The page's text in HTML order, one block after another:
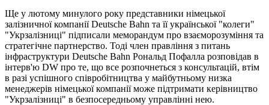
Ще у лютому минулого року представники німецької
залізничної компанії Deutsche Bahn та її української "колеги"
"Укрзалізниці" підписали меморандум про взаєморозуміння та
стратегічне партнерство. Тоді член правління з питань
інфраструктури Deutsche Bahn Рональд Пофалла розповідав в
інтерв'ю DW про те, що все розпочнеться з консультацій, втім
в разі успішного співробітництва у майбутньому низка
менеджерів німецької компанії може підтримати керівництво
"Укрзалізниці" в безпосередньому управлінні нею.